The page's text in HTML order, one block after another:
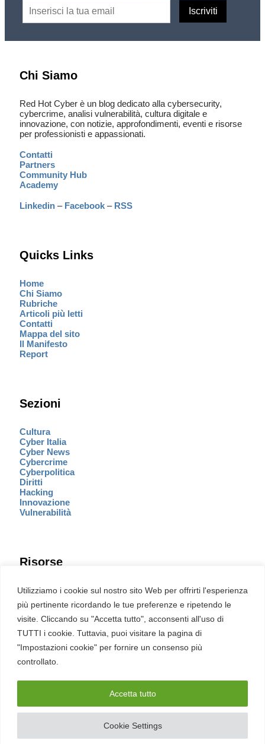
Utilizziamo i cookie sul nostro sito Web per offrirti l'esperienza
più pertinente ricordando le tue preferenze e ripetendo le
visite. Cliccando su "Accetta tutto", acconsenti all'uso di
TUTTI i cookie. Tuttavia, puoi visitare la pagina di
"Impostazioni cookie" per fornire un consenso più
controllato.
Cookie Settings
Accetta tutto
Chi Siamo
Red Hot Cyber è un blog dedicato alla cybersecurity,
cybercrime, analisi vulnerabilità, cultura digitale e
innovazione, con notizie, approfondimenti, eventi e risorse
per professionisti e appassionati.
Contatti
Partners
Community Hub
Academy
Linkedin – Facebook – RSS
Quicks Links
Home
Chi Siamo
Rubriche
Articoli più letti
Contatti
Mappa del sito
Il Manifesto
Report
Sezioni
Cultura
Cyber Italia
Cyber News
Cybercrime
Cyberpolitica
Diritti
Hacking
Innovazione
Vulnerabilità
Risorse
Eventi
Fumetto Cyber
Newsletter
Servizi
Pubblicità
English
Ultime CVE critiche
2026 – REDHOTCYBER Srl. Tutti i diritti riservati